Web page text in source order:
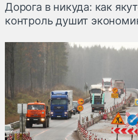
Дорога в никуда: как
контроль душит